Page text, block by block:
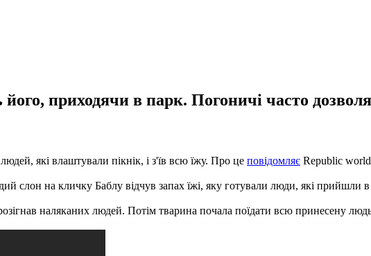
приходячи в парк. Погоничі часто
які влаштували пікнік, і з'їв всю їжу. Про це повідомляє Republic
слон на кличку Баблу відчув запах їжі, яку готували люди, які прийшли в
наляканих людей. Потім тварина почала поїдати всю принесену